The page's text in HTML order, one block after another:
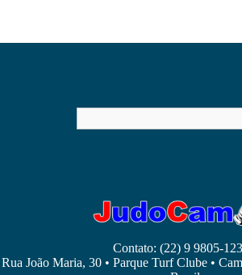
Contato: (22) 9 9805-
Rua João Maria, 30 • Parque Turf Clube •